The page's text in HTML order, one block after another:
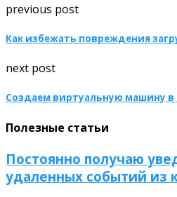
previous post
Как избежать повреждения
next post
Создаем виртуальную машину в
Полезные статьи
Постоянно получаю
удаленных событий из